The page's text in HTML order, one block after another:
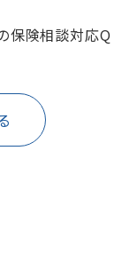
保険相談対応Q